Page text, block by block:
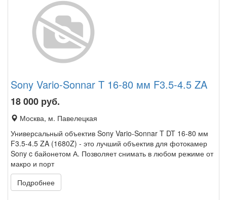
Sony Vario-Sonnar T 16-80 мм F3.5-4.5 ZA
18 000 руб.
Москва, м. Павелецкая
Универсальный объектив Sony Vario-Sonnar T DT 16-80 мм
F3.5-4.5 ZA (1680Z) - это лучший объектив для фотокамер
Sony c байонетом А. Позволяет снимать в любом режиме от
макро и порт
Подробнее